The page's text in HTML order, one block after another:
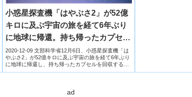
小惑星探査機「はやぶさ2」が52億
キロに及ぶ宇宙の旅を経て6年ぶり
に地球に帰還。持ち帰ったカプセル
回収に成功。
2020-12-09 文部科学省12月6日、小惑星探査機「は
やぶさ2」が52億キロに及ぶ宇宙の旅を経て6年ぶり
に地球に帰還し、持ち帰ったカプセルを回収するこ
とに...
ad